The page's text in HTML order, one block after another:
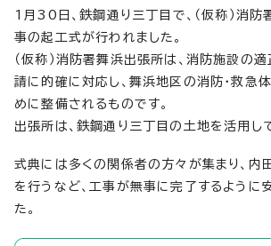
1月30日、鉄鋼通り三丁目で、（仮称）消
事の起工式が行われました。
（仮称）消防署舞浜出張所は、消防施設の
請に的確に対応し、舞浜地区の消防・救急
めに整備されるものです。
出張所は、鉄鋼通り三丁目の土地を活用し
式典には多くの関係者の方々が集まり、内
を行うなど、工事が無事に完了するように
た。